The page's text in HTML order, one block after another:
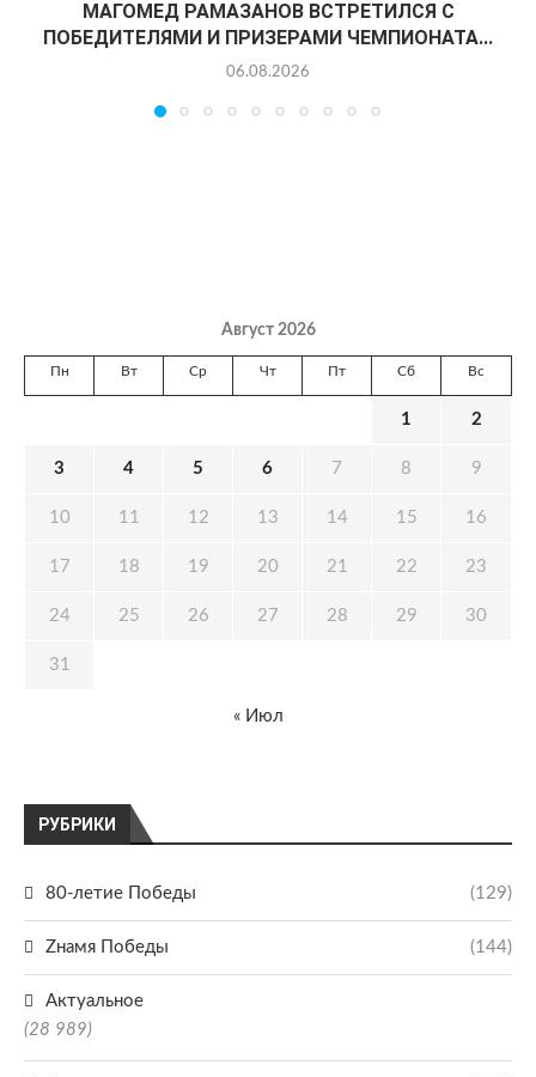
МАГОМЕД РАМАЗАНОВ ВСТРЕТИЛСЯ С
ПОБЕДИТЕЛЯМИ И ПРИЗЕРАМИ ЧЕМПИОНАТА...
06.08.2026
РУБРИКИ
80-летие Победы (129)
Zнамя Победы (144)
Актуальное
(28 989)
Август 2026
Пн Вт Ср Чт Пт Сб Вс
1 2
3 4 5 6 7 8 9
10 11 12 13 14 15 16
17 18 19 20 21 22 23
24 25 26 27 28 29 30
31
« Июл